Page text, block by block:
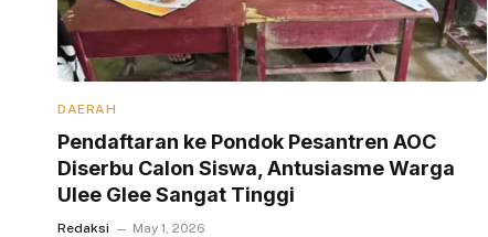
DAERAH
Pendaftaran ke Pondok Pesantren AOC
Diserbu Calon Siswa, Antusiasme Warga
Ulee Glee Sangat Tinggi
Redaksi May 1, 2026